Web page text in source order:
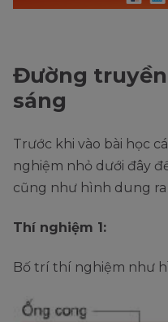
Đường
sáng
Trước khi vào bài học
nghiệm nhỏ dưới đây
cũng như hình dung ra
Thí nghiệm 1:
Bố trí thí nghiệm như